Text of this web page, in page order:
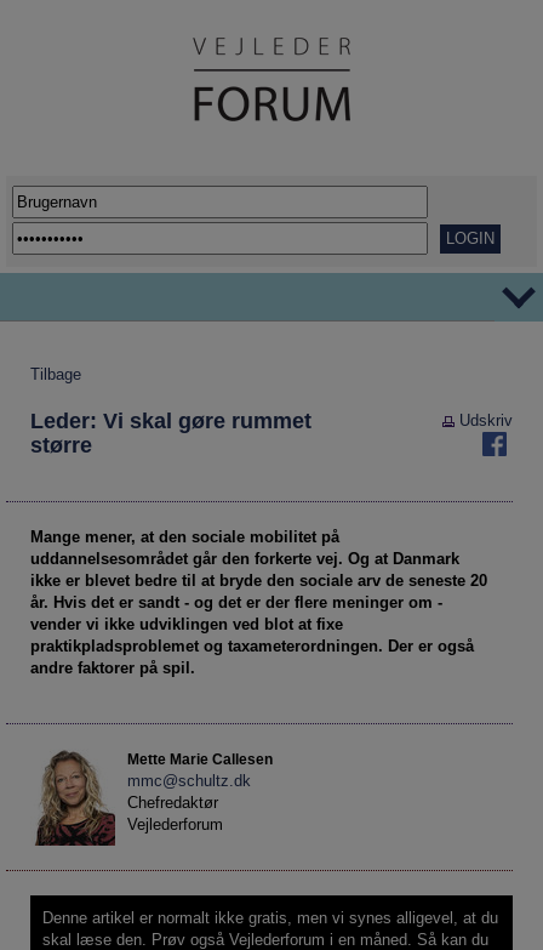
Overgange
Udflytning af uddannelser
Social retfærdighed
Netværk
Intelligens
Uddannelser under corona
Frafald
Veje til virkeligheden
Social mobilitet
Misbrug
REPORTAGER
KORT OG GODT
OM VEJLEDERFORUM
Abonnement
Tilmelding og prøveperiode
Abonnementspriser
Kontakt
Vilkår og betingelser
Tilbage
Leder: Vi skal gøre rummet
større
Udskriv
Mange mener, at den sociale mobilitet på
uddannelsesområdet går den forkerte vej. Og at Danmark
ikke er blevet bedre til at bryde den sociale arv de seneste 20
år. Hvis det er sandt - og det er der flere meninger om -
vender vi ikke udviklingen ved blot at fixe
praktikpladsproblemet og taxameterordningen. Der er også
andre faktorer på spil.
Mette Marie Callesen
mmc@schultz.dk
Chefredaktør
Vejlederforum
Denne artikel er normalt ikke gratis, men vi synes alligevel, at du
skal læse den. Prøv også Vejlederforum i en måned. Så kan du